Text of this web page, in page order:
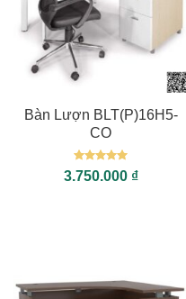
Bàn Lượn BLT(P)16H5-
CO
Được xếp
hạng55
3.750.000 ₫